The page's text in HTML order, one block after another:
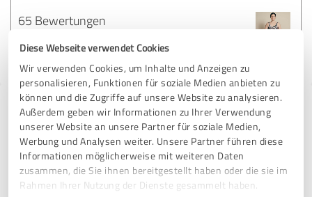
Diese Webseite verwendet Cookies
Wir verwenden Cookies, um Inhalte und Anzeigen zu
personalisieren, Funktionen für soziale Medien anbieten zu
können und die Zugriffe auf unsere Website zu analysieren.
Außerdem geben wir Informationen zu Ihrer Verwendung
unserer Website an unsere Partner für soziale Medien,
Werbung und Analysen weiter. Unsere Partner führen diese
Informationen möglicherweise mit weiteren Daten
zusammen, die Sie ihnen bereitgestellt haben oder die sie im
Rahmen Ihrer Nutzung der Dienste gesammelt haben.
65 Bewertungen
4.85 von 5
Tipp: Die passenden Experten finden - mit
dem ExpertCompass
Fordern Sie kostenlos Angebote an, von Dienstleistern in ganz
Deutschland, die von anderen Kunden bereits bewertet und
empfohlen wurden.